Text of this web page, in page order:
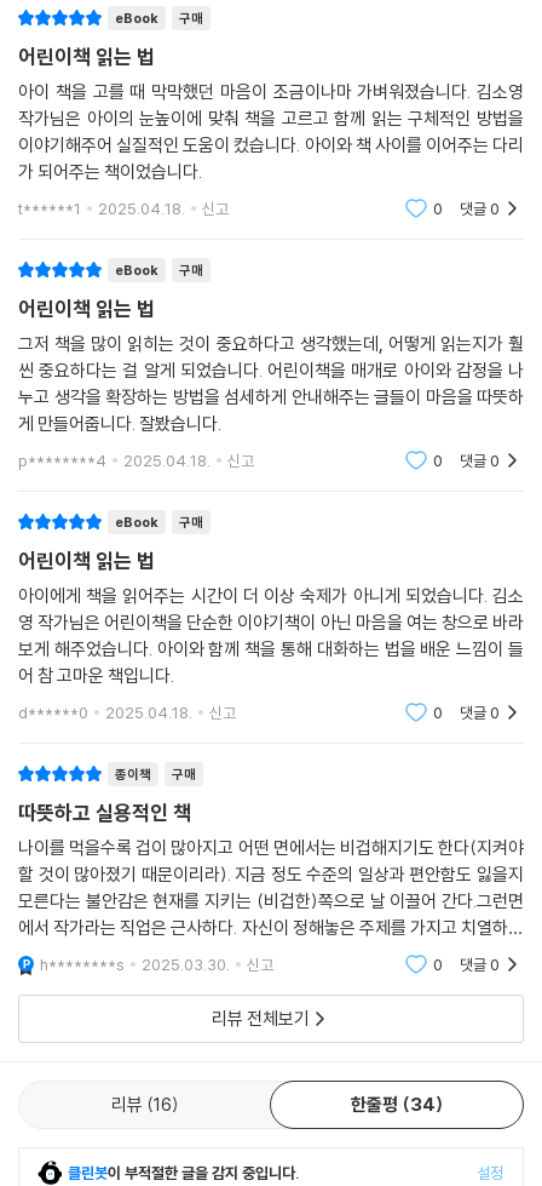
망설이는 어른, ‘어른이 무슨 어린이책이냐’는 편견을 가진 어른에게 권합
니다. 좋은 책은 남녀노소 누구에게나 좋은 책이라는 사실을 깨닫게 될 겁
니다.
eBook 구매
어린이책 읽는 법
아이 책을 고를 때 막막했던 마음이 조금이나마 가벼워졌습니다. 김소영
작가님은 아이의 눈높이에 맞춰 책을 고르고 함께 읽는 구체적인 방법을
이야기해주어 실질적인 도움이 컸습니다. 아이와 책 사이를 이어주는 다리
가 되어주는 책이었습니다.
t******1 2025.04.18. 신고 0 댓글0
eBook 구매
어린이책 읽는 법
그저 책을 많이 읽히는 것이 중요하다고 생각했는데, 어떻게 읽는지가 훨
씬 중요하다는 걸 알게 되었습니다. 어린이책을 매개로 아이와 감정을 나
누고 생각을 확장하는 방법을 섬세하게 안내해주는 글들이 마음을 따뜻하
게 만들어줍니다. 잘봤습니다.
p********4 2025.04.18. 신고 0 댓글0
eBook 구매
어린이책 읽는 법
아이에게 책을 읽어주는 시간이 더 이상 숙제가 아니게 되었습니다. 김소
영 작가님은 어린이책을 단순한 이야기책이 아닌 마음을 여는 창으로 바라
보게 해주었습니다. 아이와 함께 책을 통해 대화하는 법을 배운 느낌이 들
어 참 고마운 책입니다.
d******0 2025.04.18. 신고 0 댓글0
종이책 구매
따뜻하고 실용적인 책
나이를 먹을수록 겁이 많아지고 어떤 면에서는 비겁해지기도 한다(지켜야
할 것이 많아졌기 때문이리라). 지금 정도 수준의 일상과 편안함도 잃을지
모른다는 불안감은 현재를 지키는 (비겁한)쪽으로 날 이끌어 간다.그런면
에서 작가라는 직업은 근사하다. 자신이 정해놓은 주제를 가지고 치열하게
고민하여 내놓은 결과물로 타인의 공감과 인정을 얻고, 일부 경제적인 문
제까지 해결 할
h********s 2025.03.30. 신고 0 댓글0
리뷰 전체보기
리뷰 16 한줄평 34
클린봇이 부적절한 글을 감지 중입니다. 설정